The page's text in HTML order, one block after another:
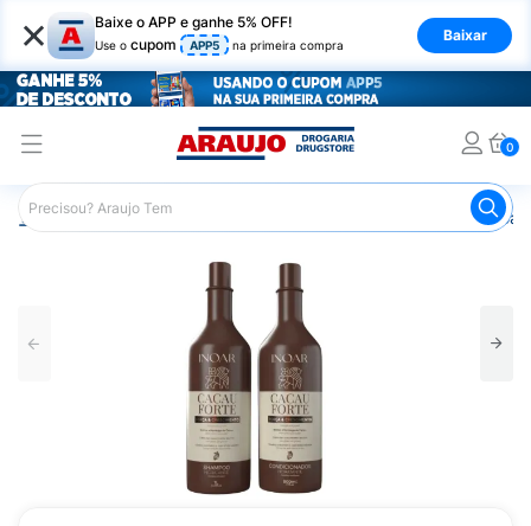
× Baixe o APP e ganhe 5% OFF!
Use o cupom APP5 na primeira compra
Baixar
0
Araujo Cabelo Shampoo Hidratante